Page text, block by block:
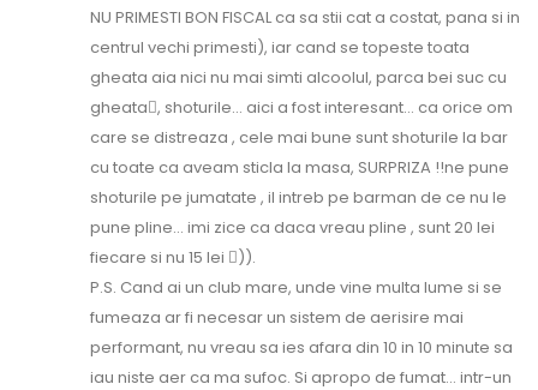
NU PRIMESTI BON FISCAL ca sa stii cat a costat, pana si in
centrul vechi primesti), iar cand se topeste toata
gheata aia nici nu mai simti alcoolul, parca bei suc cu
gheata, shoturile… aici a fost interesant… ca orice om
care se distreaza , cele mai bune sunt shoturile la bar
cu toate ca aveam sticla la masa, SURPRIZA !!ne pune
shoturile pe jumatate , il intreb pe barman de ce nu le
pune pline… imi zice ca daca vreau pline , sunt 20 lei
fiecare si nu 15 lei )).
P.S. Cand ai un club mare, unde vine multa lume si se
fumeaza ar fi necesar un sistem de aerisire mai
performant, nu vreau sa ies afara din 10 in 10 minute sa
iau niste aer ca ma sufoc. Si apropo de fumat… intr-un